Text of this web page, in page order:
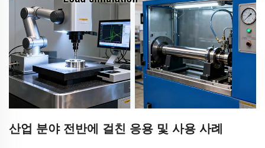
산업 분야 전반에 걸친 응용 및 사용 사례